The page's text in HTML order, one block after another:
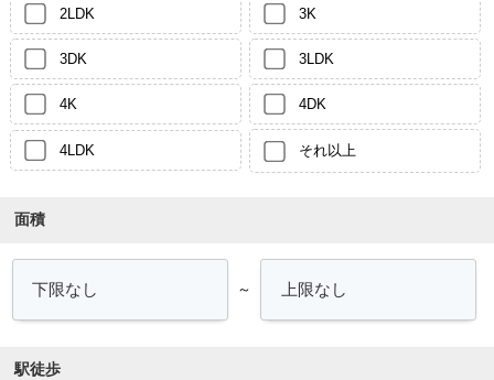
2LDK 3K
3DK 3LDK
4K 4DK
4LDK それ以上
面積
～
駅徒歩